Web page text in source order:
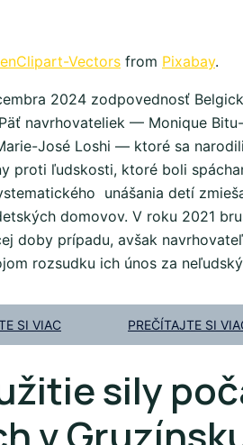
Vectors from Pixabay.
2024 zodpovednosť
navrhovateliek — Monique
José Loshi — ktoré sa
proti ľudskosti, ktoré boli
unášania detí
domovov. V roku 2021
doby prípadu, avšak
rozsudku ich únos za
SI VIAC PREČÍTAJTE SI
sily